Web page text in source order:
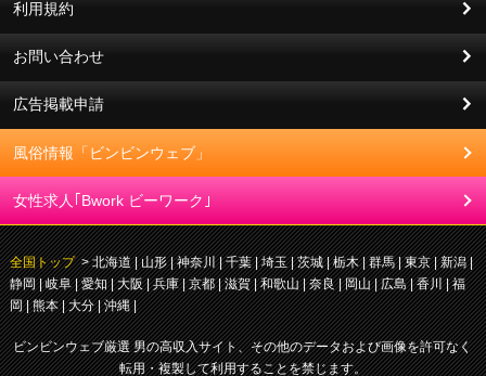
利用規約
お問い合わせ
広告掲載申請
風俗情報「ビンビンウェブ」
女性求人｢Bwork ビーワーク｣
全国トップ>北海道 山形 神奈川 千葉 埼玉 茨城 栃木 群馬 東京 新潟
静岡 岐阜 愛知 大阪 兵庫 京都 滋賀 和歌山 奈良 岡山 広島 香川 福
岡 熊本 大分 沖縄
ビンビンウェブ厳選 男の高収入サイト、その他のデータおよび画像を許可なく
転用・複製して利用することを禁じます。